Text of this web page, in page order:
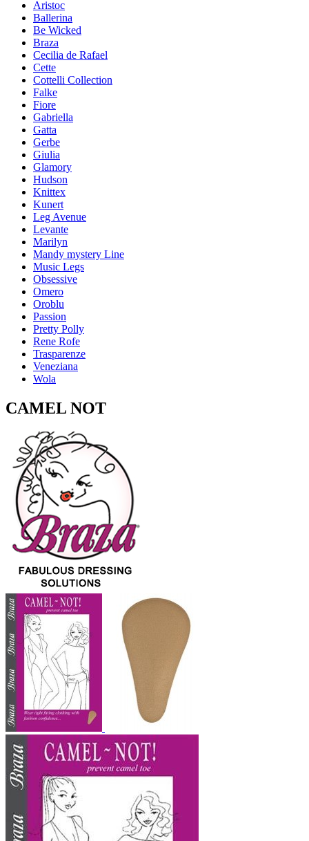
Aristoc
Ballerina
Be Wicked
Braza
Cecilia de Rafael
Cette
Cottelli Collection
Falke
Fiore
Gabriella
Gatta
Gerbe
Giulia
Glamory
Hudson
Knittex
Kunert
Leg Avenue
Levante
Marilyn
Mandy mystery Line
Music Legs
Obsessive
Omero
Oroblu
Passion
Pretty Polly
Rene Rofe
Trasparenze
Veneziana
Wola
CAMEL NOT